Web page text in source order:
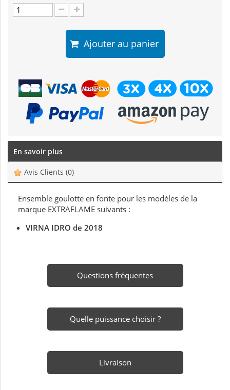
Ajouter au panier
En savoir plus
Avis Clients (0)
Ensemble goulotte en fonte pour les modèles de la
marque EXTRAFLAME suivants :
VIRNA IDRO de 2018
Questions fréquentes
Quelle puissance choisir ?
Livraison